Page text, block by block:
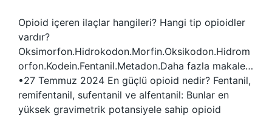
Opioid içeren ilaçlar hangileri? Hangi tip opioidler
vardır?
Oksimorfon.Hidrokodon.Morfin.Oksikodon.Hidrom
orfon.Kodein.Fentanil.Metadon.Daha fazla makale…
•27 Temmuz 2024 En güçlü opioid nedir? Fentanil,
remifentanil, sufentanil ve alfentanil: Bunlar en
yüksek gravimetrik potansiyele sahip opioid